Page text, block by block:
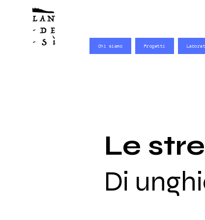
Chi siamo Progetti
Le
Di